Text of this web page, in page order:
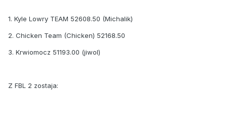
1. Kyle Lowry TEAM 52608.50 (Michalik)
2. Chicken Team (Chicken) 52168.50
3. Krwiomocz 51193.00 (jiwol)
Z FBL 2 zostaja: